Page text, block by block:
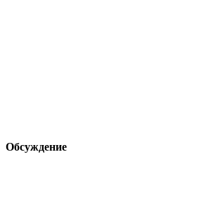
Обсуждение